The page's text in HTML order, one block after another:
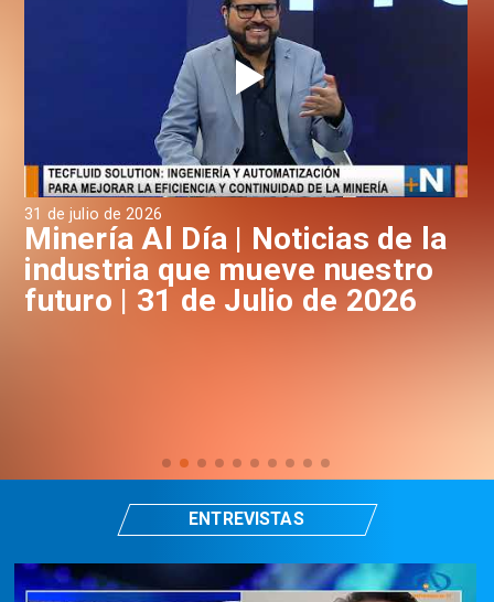
31 de julio de 2026
Minería Al Día | Noticias de la
industria que mueve nuestro
futuro | 31 de Julio de 2026
ENTREVISTAS